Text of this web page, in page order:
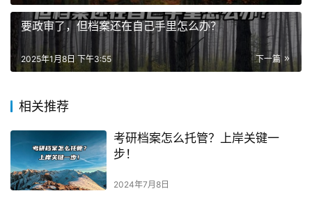
要政审了，但档案还在自己手里怎么办？
下一篇
2025年1月8日 下午3:55
相关推荐
考研档案怎么托管？上岸关键一
步！
2024年7月8日